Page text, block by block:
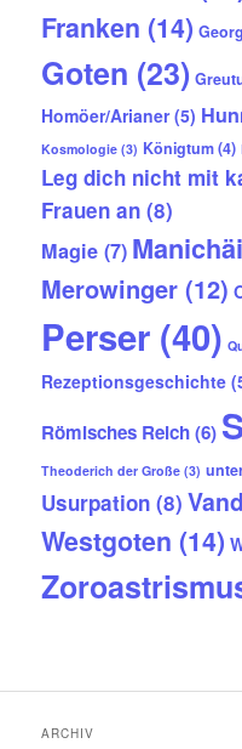
Franken (14)
Goten (23)
Homöer/Arianer(5)
Kosmologie (3) Königtum(4)
Leg dich nicht mit
Frauen an (8)
Magie (7)
Merowinger (12)
Perser (40)
Rezeptionsgeschichte
Römisches Reich(6)
Theoderich der Große (3)
Usurpation (8)
Westgoten (14)
ARCHIV